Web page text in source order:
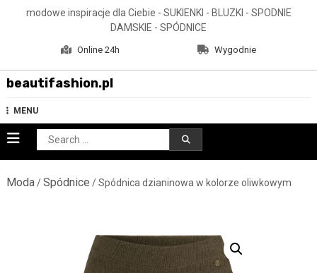
modowe inspiracje dla Ciebie - SUKIENKI - BLUZKI - SPODNIE
DAMSKIE - SPÓDNICE
Online 24h Wygodnie
beautifashion.pl
MENU
Search
for:
Moda/Spódnice / Spódnica dzianinowa w kolorze oliwkowym